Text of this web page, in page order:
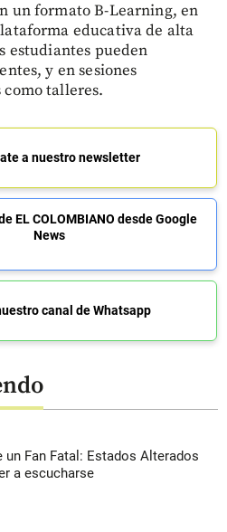
un formato B-Learning, en
educativa de alta
estudiantes pueden
y en sesiones
como talleres.
a nuestro newsletter
EL COLOMBIANO desde Google
News
canal de Whatsapp
un Fan Fatal: Estados Alterados
a escucharse